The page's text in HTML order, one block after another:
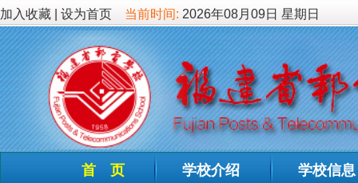
加入收藏|设为首页 当前时间:2026年08月09日 星期日
首 页 学校介绍 学校信息 德育教